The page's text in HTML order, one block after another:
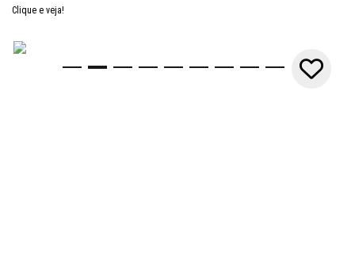
Clique e veja!